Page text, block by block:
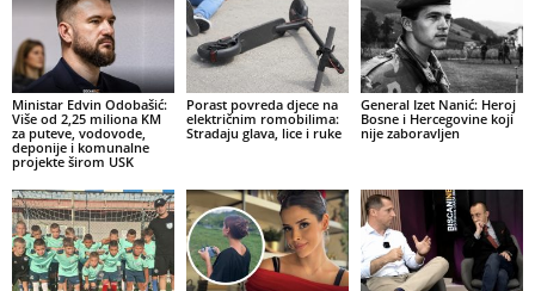
Ministar Edvin Odobašić:
Više od 2,25 miliona KM
za puteve, vodovode,
deponije i komunalne
projekte širom USK
Porast povreda djece na
električnim romobilima:
Stradaju glava, lice i ruke
General Izet Nanić: Heroj
Bosne i Hercegovine koji
nije zaboravljen